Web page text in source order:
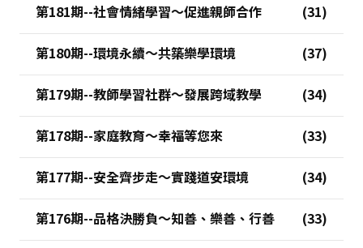
第181期--社會情緒學習～促進親師合作
第180期--環境永續～共築樂學環境
第179期--教師學習社群～發展跨域教學
第178期--家庭教育～幸福等您來
第177期--安全齊步走～實踐道安環境
第176期--品格決勝負～知善、樂善、行善